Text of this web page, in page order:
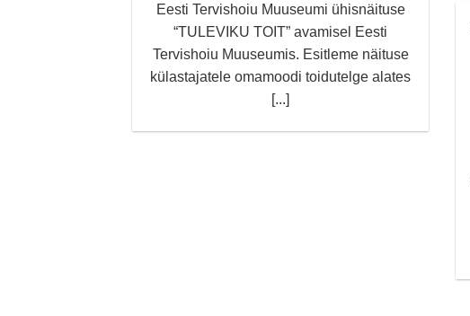
Eesti Tervishoiu Muuseumi ühisnäituse
“TULEVIKU TOIT” avamisel Eesti
Tervishoiu Muuseumis. Esitleme näituse
külastajatele omamoodi toidutelge alates
[...]